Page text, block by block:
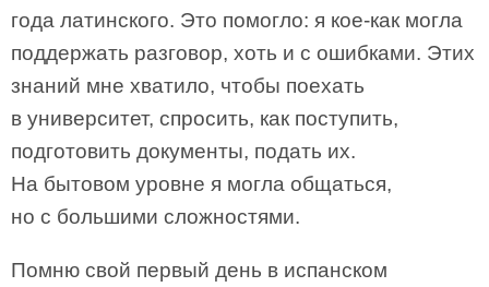
года латинского. Это помогло: я кое-как могла
поддержать разговор, хоть и с ошибками. Этих
знаний мне хватило, чтобы поехать
в университет, спросить, как поступить,
подготовить документы, подать их.
На бытовом уровне я могла общаться,
но с большими сложностями.
Помню свой первый день в испанском